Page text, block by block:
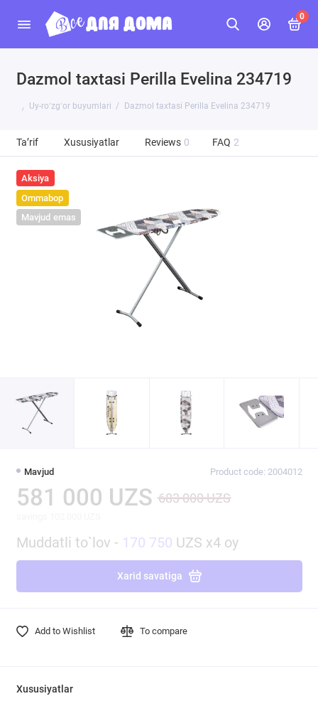
0
Dazmol taxtasi Perilla Evelina 234719
Uy-roʻzgʻor buyumlari Dazmol taxtasi Perilla Evelina 234719
Ta’rif Xususiyatlar Reviews 0 FAQ 2
Aksiya
Ommabop
Mavjud emas
Mavjud Product code: 2004012
581 000 UZS 683 000 UZS
Muddatli to`lov - 170 750 UZS x4 oy
Xarid savatiga
Add to Wishlist To compare
Xususiyatlar